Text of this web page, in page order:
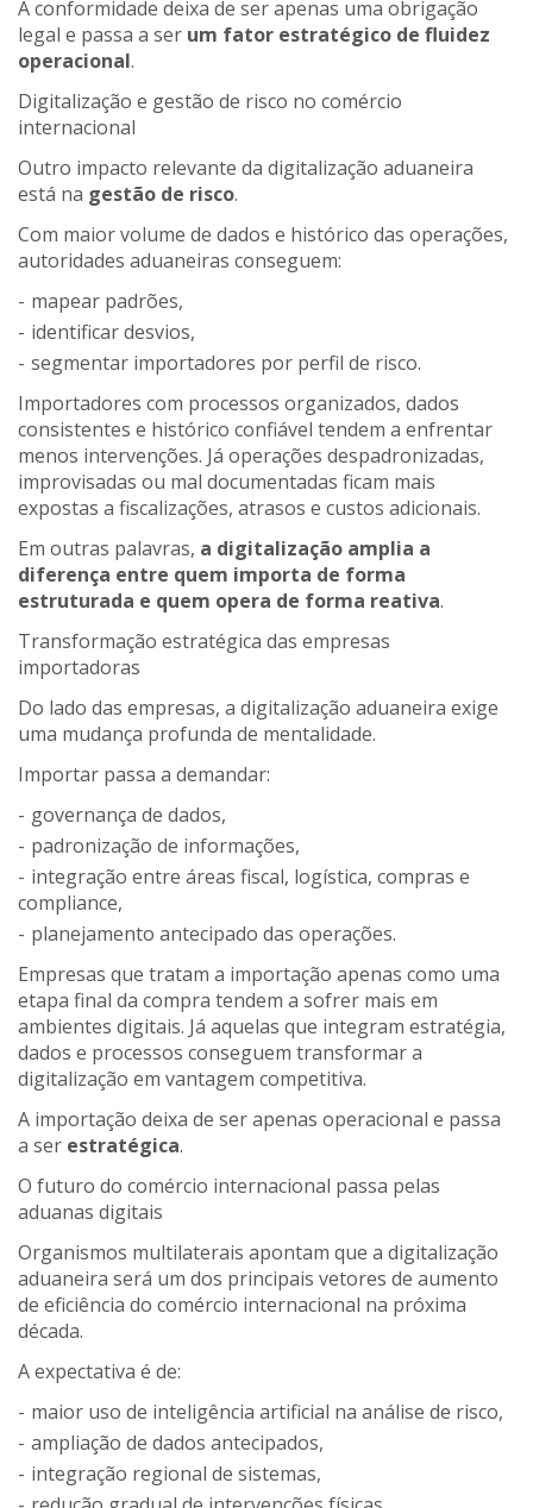
A conformidade deixa de ser apenas uma obrigação
legal e passa a ser um fator estratégico de fluidez
operacional.
Digitalização e gestão de risco no comércio
internacional
Outro impacto relevante da digitalização aduaneira
está na gestão de risco.
Com maior volume de dados e histórico das operações,
autoridades aduaneiras conseguem:
mapear padrões,
identificar desvios,
segmentar importadores por perfil de risco.
Importadores com processos organizados, dados
consistentes e histórico confiável tendem a enfrentar
menos intervenções. Já operações despadronizadas,
improvisadas ou mal documentadas ficam mais
expostas a fiscalizações, atrasos e custos adicionais.
Em outras palavras, a digitalização amplia a
diferença entre quem importa de forma
estruturada e quem opera de forma reativa.
Transformação estratégica das empresas
importadoras
Do lado das empresas, a digitalização aduaneira exige
uma mudança profunda de mentalidade.
Importar passa a demandar:
governança de dados,
padronização de informações,
integração entre áreas fiscal, logística, compras e
compliance,
planejamento antecipado das operações.
Empresas que tratam a importação apenas como uma
etapa final da compra tendem a sofrer mais em
ambientes digitais. Já aquelas que integram estratégia,
dados e processos conseguem transformar a
digitalização em vantagem competitiva.
A importação deixa de ser apenas operacional e passa
a ser estratégica.
O futuro do comércio internacional passa pelas
aduanas digitais
Organismos multilaterais apontam que a digitalização
aduaneira será um dos principais vetores de aumento
de eficiência do comércio internacional na próxima
década.
A expectativa é de:
maior uso de inteligência artificial na análise de risco,
ampliação de dados antecipados,
integração regional de sistemas,